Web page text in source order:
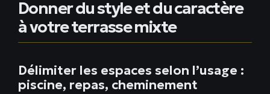
Donner du style et du caractère
à votre terrasse mixte
Délimiter les espaces selon l’usage :
piscine, repas, cheminement